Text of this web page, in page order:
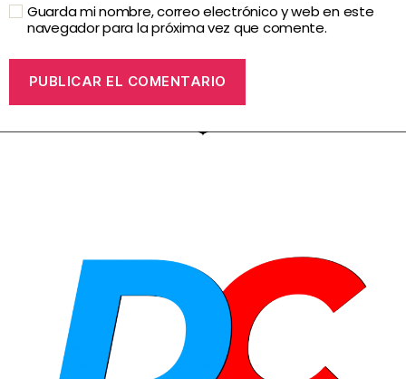
Guarda mi nombre, correo electrónico y web en este
navegador para la próxima vez que comente.